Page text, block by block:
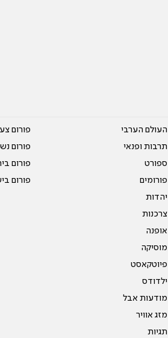
העולם הערבי
תרבות ופנאי
ספורט
פורומים
יהדות
צרכנות
אופנה
מוסיקה
פיוטקאסט
ילדודס
מודעות אבל
מזג אוויר
תגיות
פורום
פורום
פורום
פורום